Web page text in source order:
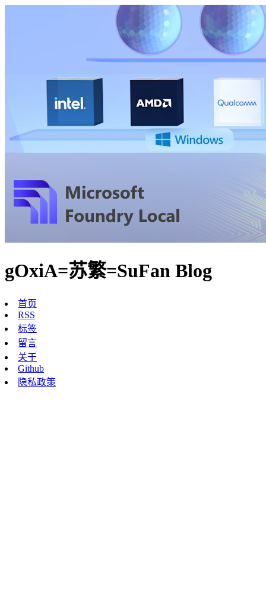
gOxiA=苏繁=SuFan Blog
首页
RSS
标签
留言
关于
Github
隐私政策